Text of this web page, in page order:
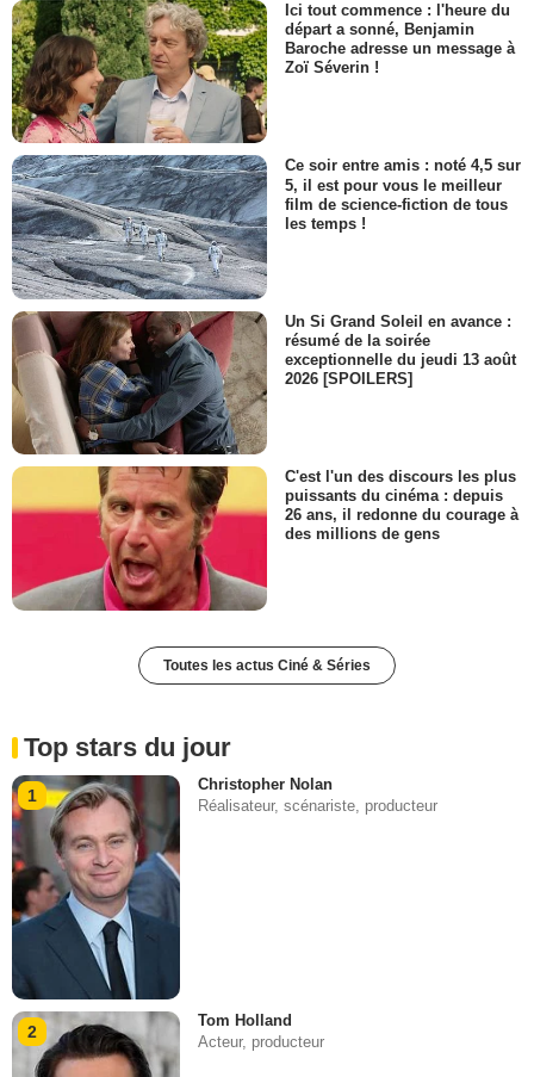
Ici tout commence : l'heure du
départ a sonné, Benjamin
Baroche adresse un message à
Zoï Séverin !
Ce soir entre amis : noté 4,5 sur
5, il est pour vous le meilleur
film de science-fiction de tous
les temps !
Un Si Grand Soleil en avance :
résumé de la soirée
exceptionnelle du jeudi 13 août
2026 [SPOILERS]
C'est l'un des discours les plus
puissants du cinéma : depuis
26 ans, il redonne du courage à
des millions de gens
Toutes les actus Ciné & Séries
Top stars du jour
1
Christopher Nolan
Réalisateur, scénariste, producteur
2
Tom Holland
Acteur, producteur